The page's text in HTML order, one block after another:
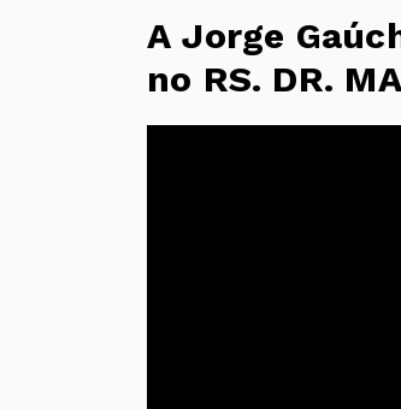
A Jorge
no RS. DR.